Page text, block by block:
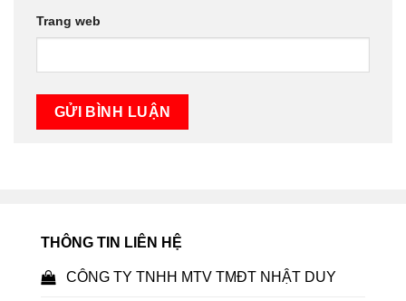
Trang web
THÔNG TIN LIÊN HỆ
CÔNG TY TNHH MTV TMĐT NHẬT DUY